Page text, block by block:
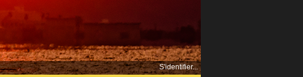
S'identifier...